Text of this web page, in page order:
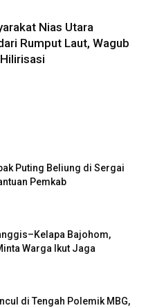
Nias Utara
Rumput Laut, Wagub
Puting Beliung di Sergai
Pemkab
Bajohom,
Warga Ikut Jaga
di Tengah Polemik MBG,